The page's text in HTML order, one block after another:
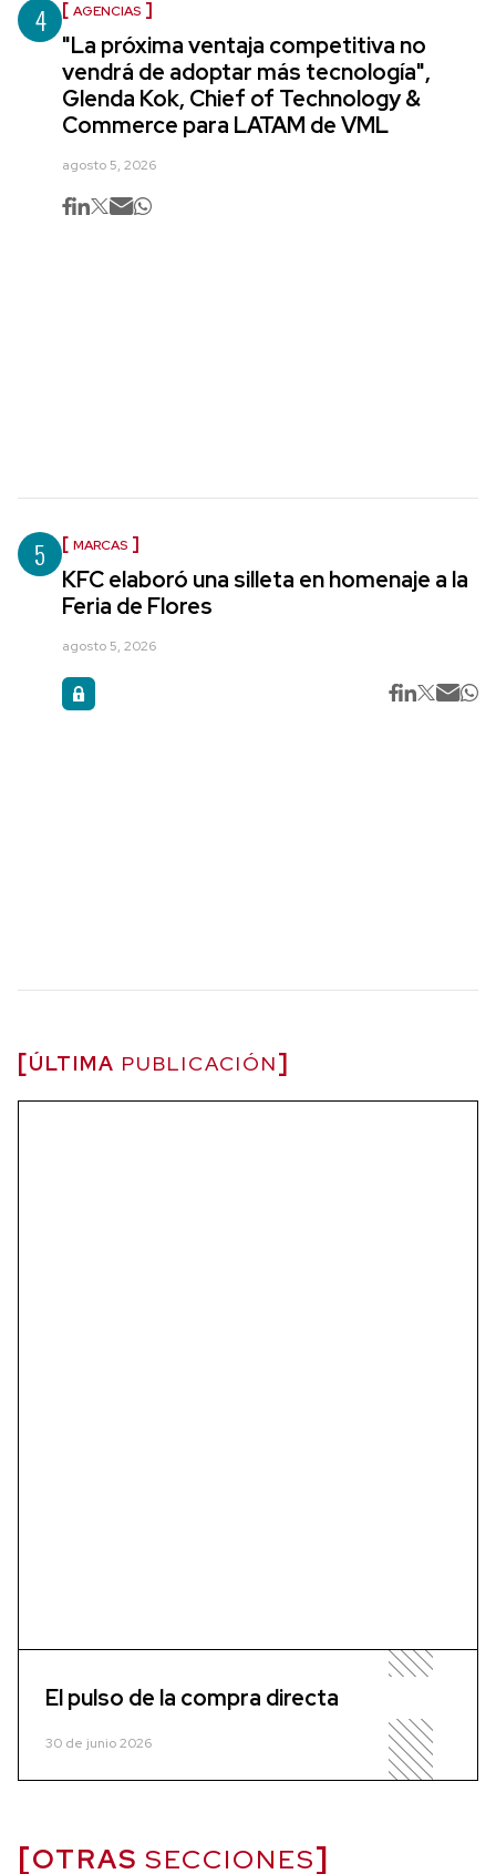
4 AGENCIAS
"La próxima ventaja competitiva no
vendrá de adoptar más tecnología",
Glenda Kok, Chief of Technology &
Commerce para LATAM de VML
agosto 5, 2026
5 MARCAS
KFC elaboró una silleta en homenaje a la
Feria de Flores
agosto 5, 2026
ÚLTIMA PUBLICACIÓN
El pulso de la compra directa
30 de junio 2026
OTRAS SECCIONES